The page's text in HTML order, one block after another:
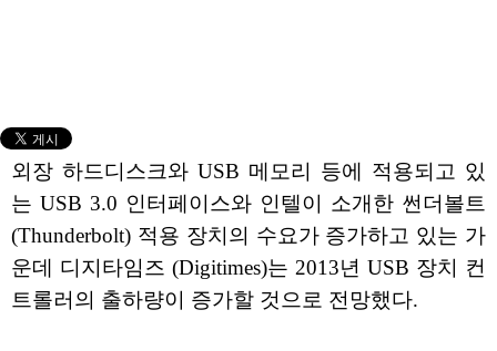
외장 하드디스크와 USB 메모리 등에 적용되고 있
는 USB 3.0 인터페이스와 인텔이 소개한 썬더볼트
(Thunderbolt) 적용 장치의 수요가 증가하고 있는 가
운데 디지타임즈 (Digitimes)는 2013년 USB 장치 컨
트롤러의 출하량이 증가할 것으로 전망했다.